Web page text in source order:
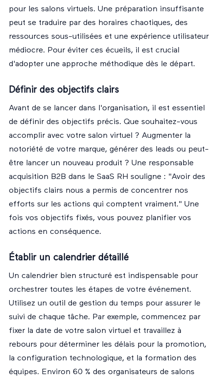
pour les salons virtuels. Une préparation insuffisante
peut se traduire par des horaires chaotiques, des
ressources sous-utilisées et une expérience utilisateur
médiocre. Pour éviter ces écueils, il est crucial
d'adopter une approche méthodique dès le départ.
Définir des objectifs clairs
Avant de se lancer dans l'organisation, il est essentiel
de définir des objectifs précis. Que souhaitez-vous
accomplir avec votre salon virtuel ? Augmenter la
notoriété de votre marque, générer des leads ou peut-
être lancer un nouveau produit ? Une responsable
acquisition B2B dans le SaaS RH souligne : "Avoir des
objectifs clairs nous a permis de concentrer nos
efforts sur les actions qui comptent vraiment." Une
fois vos objectifs fixés, vous pouvez planifier vos
actions en conséquence.
Établir un calendrier détaillé
Un calendrier bien structuré est indispensable pour
orchestrer toutes les étapes de votre événement.
Utilisez un outil de gestion du temps pour assurer le
suivi de chaque tâche. Par exemple, commencez par
fixer la date de votre salon virtuel et travaillez à
rebours pour déterminer les délais pour la promotion,
la configuration technologique, et la formation des
équipes. Environ 60 % des organisateurs de salons